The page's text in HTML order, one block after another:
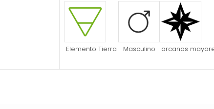
Elemento Tierra Masculino arcanos